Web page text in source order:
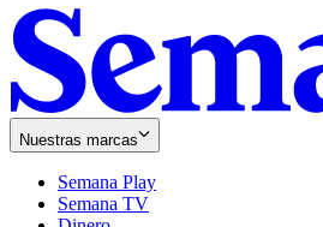
Nuestras marcas
Semana Play
Semana TV